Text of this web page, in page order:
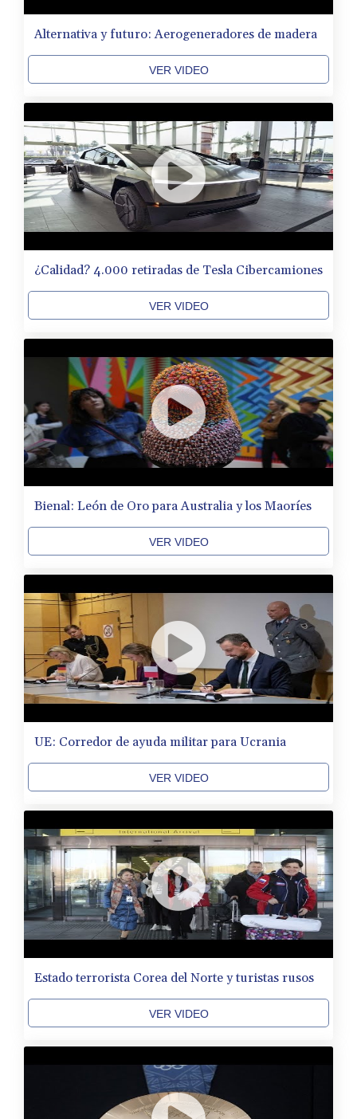
Alternativa y futuro: Aerogeneradores de madera
VER VIDEO
¿Calidad? 4.000 retiradas de Tesla Cibercamiones
VER VIDEO
Bienal: León de Oro para Australia y los Maoríes
VER VIDEO
UE: Corredor de ayuda militar para Ucrania
VER VIDEO
Estado terrorista Corea del Norte y turistas rusos
VER VIDEO